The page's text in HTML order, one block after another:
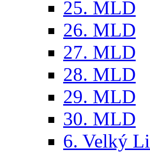
25. MLD
26. MLD
27. MLD
28. MLD
29. MLD
30. MLD
6. Velký